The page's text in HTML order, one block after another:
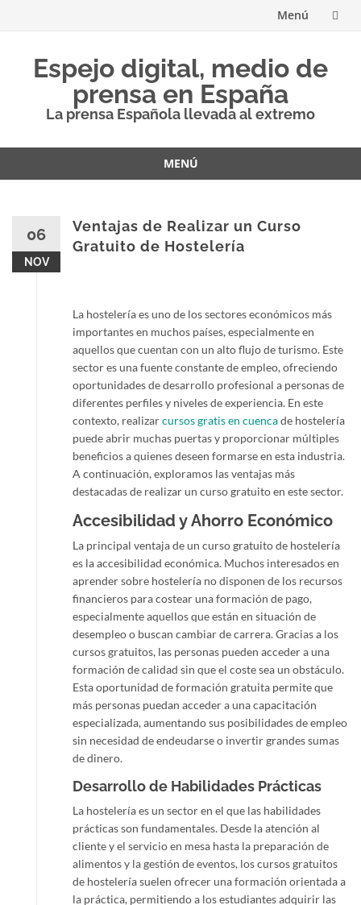
Menú
contenido
Espejo digital, medio de
prensa en España
La prensa Española llevada al extremo
MENÚ
06
NOV
Ventajas de Realizar un Curso
Gratuito de Hostelería
La hostelería es uno de los sectores económicos más
importantes en muchos países, especialmente en
aquellos que cuentan con un alto flujo de turismo. Este
sector es una fuente constante de empleo, ofreciendo
oportunidades de desarrollo profesional a personas de
diferentes perfiles y niveles de experiencia. En este
contexto, realizarcursos gratis en cuencade hostelería
puede abrir muchas puertas y proporcionar múltiples
beneficios a quienes deseen formarse en esta industria.
A continuación, exploramos las ventajas más
destacadas de realizar un curso gratuito en este sector.
Accesibilidad y Ahorro Económico
La principal ventaja de un curso gratuito de hostelería
es la accesibilidad económica. Muchos interesados en
aprender sobre hostelería no disponen de los recursos
financieros para costear una formación de pago,
especialmente aquellos que están en situación de
desempleo o buscan cambiar de carrera. Gracias a los
cursos gratuitos, las personas pueden acceder a una
formación de calidad sin que el coste sea un obstáculo.
Esta oportunidad de formación gratuita permite que
más personas puedan acceder a una capacitación
especializada, aumentando sus posibilidades de empleo
sin necesidad de endeudarse o invertir grandes sumas
de dinero.
Desarrollo de Habilidades Prácticas
La hostelería es un sector en el que las habilidades
prácticas son fundamentales. Desde la atención al
cliente y el servicio en mesa hasta la preparación de
alimentos y la gestión de eventos, los cursos gratuitos
de hostelería suelen ofrecer una formación orientada a
la práctica, permitiendo a los estudiantes adquirir las